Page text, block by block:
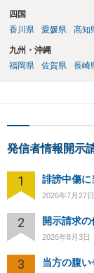
四国
香川県
愛媛県 高知
九州・沖縄
福岡県
佐賀県 長崎
発信者情報開示
1
2026年7月27日
2
2026年8月3日
3